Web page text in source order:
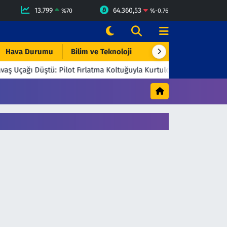
13.799 %70 64.360,53 %-0.76
Hava Durumu Bilim ve Teknoloji Çevre & Doğa
Uçağı Düştü: Pilot Fırlatma Koltuğuyla Kurtuldu